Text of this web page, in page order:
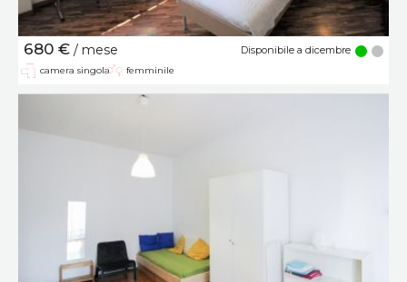
680 € / mese Disponibile a dicembre
camera singola femminile